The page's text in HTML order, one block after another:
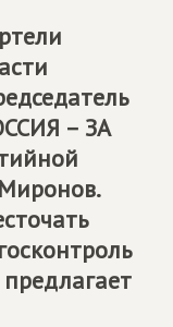
– ЗА